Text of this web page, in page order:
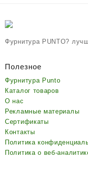
Фурнитура PUNTO?
Полезное
Фурнитура Punto
Каталог товаров
О нас
Рекламные материалы
Сертификаты
Контакты
Политика
Политика о веб-